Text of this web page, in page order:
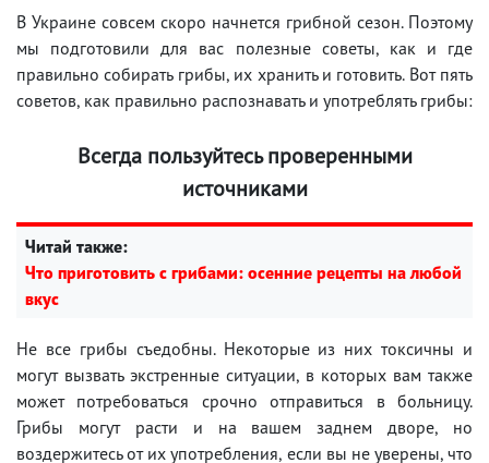
В Украине совсем скоро начнется грибной сезон. Поэтому
мы подготовили для вас полезные советы, как и где
правильно собирать грибы, их хранить и готовить. Вот пять
советов, как правильно распознавать и употреблять грибы:
Всегда пользуйтесь проверенными
источниками
Читай также:
Что приготовить с грибами: осенние рецепты на любой
вкус
Не все грибы съедобны. Некоторые из них токсичны и
могут вызвать экстренные ситуации, в которых вам также
может потребоваться срочно отправиться в больницу.
Грибы могут расти и на вашем заднем дворе, но
воздержитесь от их употребления, если вы не уверены, что